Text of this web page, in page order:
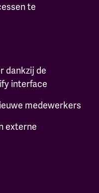
te
dankzij de
interface
medewerkers
externe